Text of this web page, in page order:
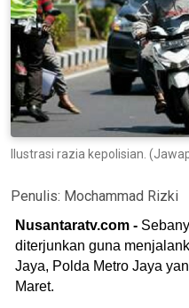
Ilustrasi razia kepolisian.
Penulis: Mochammad Rizki
Nusantaratv.com -
diterjunkan guna
Jaya, Polda Metro Jaya
Maret.